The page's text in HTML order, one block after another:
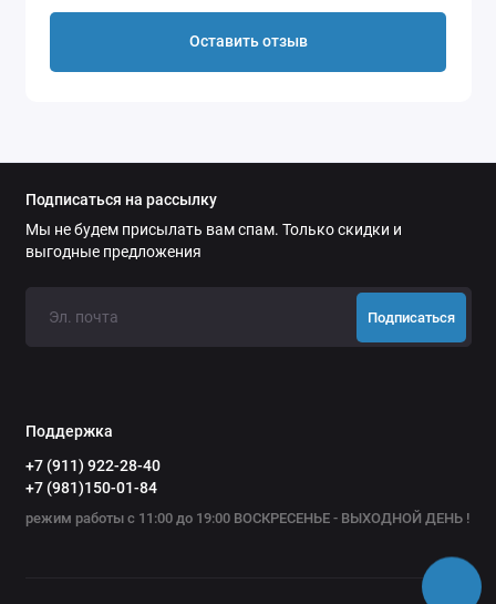
Оставить отзыв
Подписаться на рассылку
Мы не будем присылать вам спам. Только скидки и
выгодные предложения
Подписаться
Поддержка
+7 (911) 922-28-40
+7 (981)150-01-84
режим работы с 11:00 до 19:00 ВОСКРЕСЕНЬЕ - ВЫХОДНОЙ ДЕНЬ !